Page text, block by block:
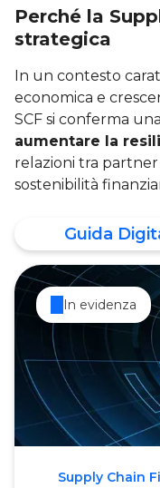
Perché la
strategica
In un contesto
economica e
SCF si conferma
aumentare la
relazioni tra
sostenibilità
Guida
Supply Chain
In evidenza